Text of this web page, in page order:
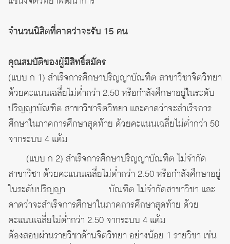
จำนวนนิสิตที่คาดว่าจะรับ 15 คน
คุณสมบัติของผู้มีสิทธิ์สมัคร
(แบบ ก 1) สำเร็จการศึกษาปริญญาบัณฑิต สาขาวิชาจิตวิทยา
ด้วยคะแนนเฉลี่ยไม่ต่ำกว่า 2.50 หรือกำลังศึกษาอยู่ในระดับ
ปริญญาบัณฑิต สาขาวิชาจิตวิทยา และคาดว่าจะสำเร็จการ
ศึกษาในภาคการศึกษาสุดท้าย ด้วยคะแนนเฉลี่ยไม่ต่ำกว่า 50
จากระบบ 4 แต้ม
(แบบ ก 2) สำเร็จการศึกษาปริญญาบัณฑิต ไม่จำกัด
สาขาวิชา ด้วยคะแนนเฉลี่ยไม่ต่ำกว่า 2.50 หรือกำลังศึกษาอยู่
ในระดับปริญญา บัณฑิต ไม่จำกัดสาขาวิชา และ
คาดว่าจะสำเร็จการศึกษาในภาคการศึกษาสุดท้าย ด้วย
คะแนนเฉลี่ยไม่ต่ำกว่า 2.50 จากระบบ 4 แต้ม
ต้องสอบผ่านรายวิชาด้านจิตวิทยา อย่างน้อย 1 รายวิชา เช่น